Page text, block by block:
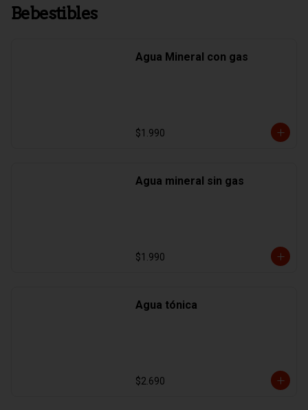
Bebestibles
Agua Mineral con gas
$1.990
Agua mineral sin gas
$1.990
Agua tónica
$2.690